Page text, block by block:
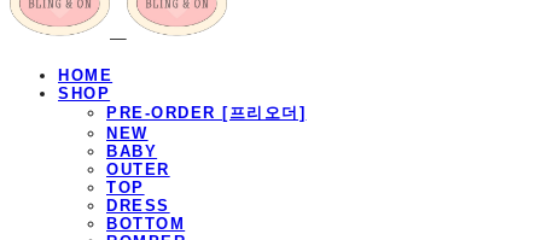
HOME
SHOP
PRE-ORDER [프리오더]
NEW
BABY
OUTER
TOP
DRESS
BOTTOM